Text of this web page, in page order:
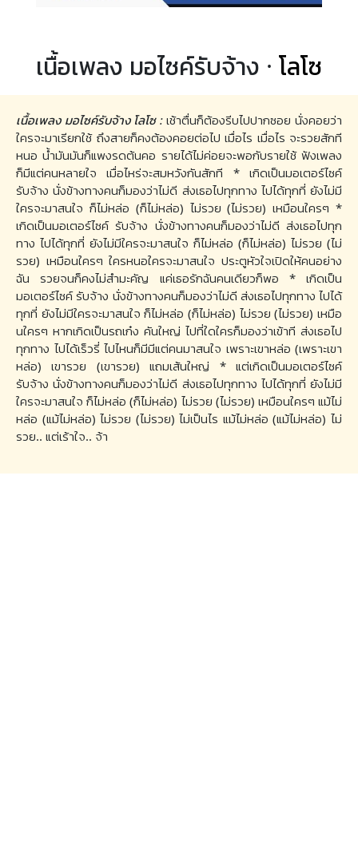
เนื้อเพลง มอไซค์รับจ้าง · โลโซ
เนื้อเพลง มอไซค์รับจ้าง โลโซ :เช้าตื่นก็ต้องรีบไปปากซอย นั่งคอยว่า
ใครจะมาเรียกใช้ ถึงสายก็คงต้องคอยต่อไป เมื่อไร เมื่อไร จะรวยสักที
หนอ น้ำมันมันก็แพงรดต้นคอ รายได้ไม่ค่อยจะพอกับรายใช้ ฟังเพลง
ก็มีแต่คนหลายใจ เมื่อไหร่จะสมหวังกันสักที * เกิดเป็นมอเตอร์ไซค์
รับจ้าง นั่งข้างทางคนก็มองว่าไม่ดี ส่งเธอไปทุกทาง ไปได้ทุกที่ ยังไม่มี
ใครจะมาสนใจ ก็ไม่หล่อ (ก็ไม่หล่อ) ไม่รวย (ไม่รวย) เหมือนใครๆ *
เกิดเป็นมอเตอร์ไซค์ รับจ้าง นั่งข้างทางคนก็มองว่าไม่ดี ส่งเธอไปทุก
ทาง ไปได้ทุกที่ ยังไม่มีใครจะมาสนใจ ก็ไม่หล่อ (ก็ไม่หล่อ) ไม่รวย (ไม่
รวย) เหมือนใครๆ ใครหนอใครจะมาสนใจ ประตูหัวใจเปิดให้คนอย่าง
ฉัน รวยจนก็คงไม่สำมะคัญ แค่เธอรักฉันคนเดียวก็พอ * เกิดเป็น
มอเตอร์ไซค์ รับจ้าง นั่งข้างทางคนก็มองว่าไม่ดี ส่งเธอไปทุกทาง ไปได้
ทุกที่ ยังไม่มีใครจะมาสนใจ ก็ไม่หล่อ (ก็ไม่หล่อ) ไม่รวย (ไม่รวย) เหมือ
นใครๆ หากเกิดเป็นรถเก๋ง คันใหญ่ ไปที่ใดใครก็มองว่าเข้าที ส่งเธอไป
ทุกทาง ไปได้เร็วรี่ ไปไหนก็มีมีแต่คนมาสนใจ เพราะเขาหล่อ (เพราะเขา
หล่อ) เขารวย (เขารวย) แถมเส้นใหญ่ * แต่เกิดเป็นมอเตอร์ไซค์
รับจ้าง นั่งข้างทางคนก็มองว่าไม่ดี ส่งเธอไปทุกทาง ไปได้ทุกที่ ยังไม่มี
ใครจะมาสนใจ ก็ไม่หล่อ (ก็ไม่หล่อ) ไม่รวย (ไม่รวย) เหมือนใครๆ แม้ไม่
หล่อ (แม้ไม่หล่อ) ไม่รวย (ไม่รวย) ไม่เป็นไร แม้ไม่หล่อ (แม้ไม่หล่อ) ไม่
รวย.. แต่เร้าใจ.. จ้า